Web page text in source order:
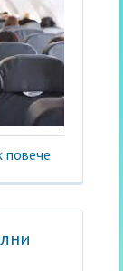
повече